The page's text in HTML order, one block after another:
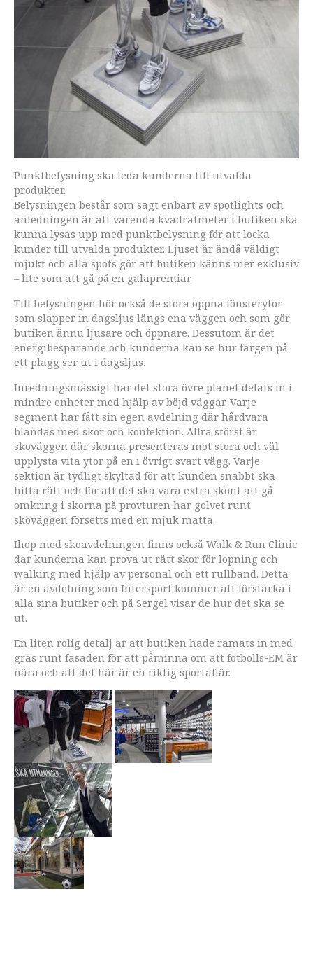
Punktbelysning ska leda kunderna till utvalda
produkter.
Belysningen består som sagt enbart av spotlights och
anledningen är att varenda kvadratmeter i butiken ska
kunna lysas upp med punktbelysning för att locka
kunder till utvalda produkter. Ljuset är ändå väldigt
mjukt och alla spots gör att butiken känns mer exklusiv
– lite som att gå på en galapremiär.
Till belysningen hör också de stora öppna fönsterytor
som släpper in dagsljus längs ena väggen och som gör
butiken ännu ljusare och öppnare. Dessutom är det
energibesparande och kunderna kan se hur färgen på
ett plagg ser ut i dagsljus.
Inredningsmässigt har det stora övre planet delats in i
mindre enheter med hjälp av böjd väggar. Varje
segment har fått sin egen avdelning där hårdvara
blandas med skor och konfektion. Allra störst är
skoväggen där skorna presenteras mot stora och väl
upplysta vita ytor på en i övrigt svart vägg. Varje
sektion är tydligt skyltad för att kunden snabbt ska
hitta rätt och för att det ska vara extra skönt att gå
omkring i skorna på provturen har golvet runt
skoväggen försetts med en mjuk matta.
Ihop med skoavdelningen finns också Walk & Run Clinic
där kunderna kan prova ut rätt skor för löpning och
walking med hjälp av personal och ett rullband. Detta
är en avdelning som Intersport kommer att förstärka i
alla sina butiker och på Sergel visar de hur det ska se
ut.
En liten rolig detalj är att butiken hade ramats in med
gräs runt fasaden för att påminna om att fotbolls-EM är
nära och att det här är en riktig sportaffär.